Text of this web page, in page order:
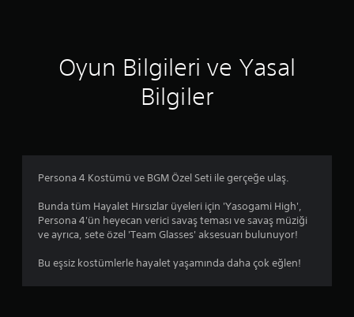
e
.
2
ı
Oyun Bilgileri ve Yasal
Bilgiler
Persona 4 Kostümü ve BGM Özel Seti ile gerçeğe ulaş.
Bunda tüm Hayalet Hırsızlar üyeleri için 'Yasogami High',
Persona 4'ün heyecan verici savaş teması ve savaş müziği
ve ayrıca, sete özel 'Team Glasses' aksesuarı bulunuyor!
Bu eşsiz kostümlerle hayalet yaşamında daha çok eğlen!